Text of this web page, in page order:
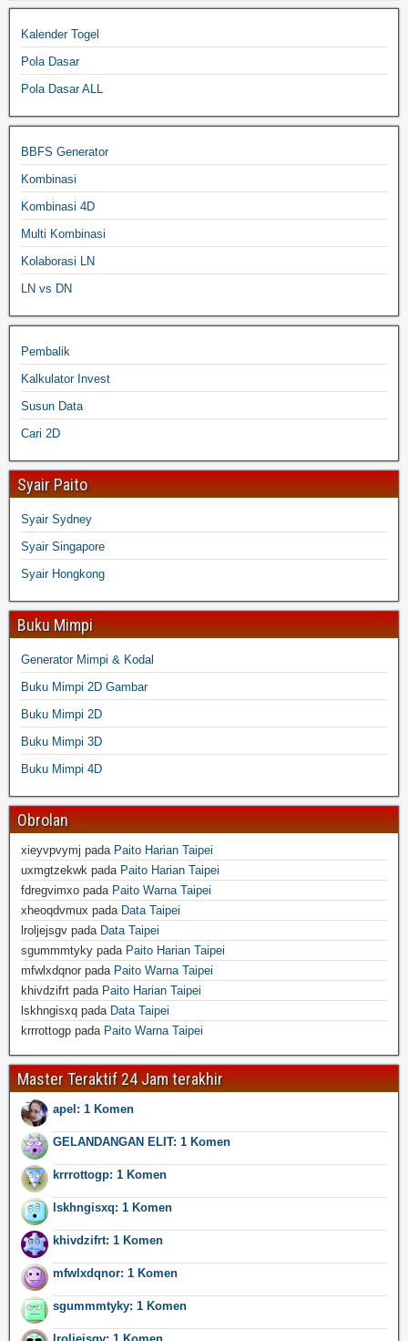
Kalender Togel
Pola Dasar
Pola Dasar ALL
BBFS Generator
Kombinasi
Kombinasi 4D
Multi Kombinasi
Kolaborasi LN
LN vs DN
Pembalik
Kalkulator Invest
Susun Data
Cari 2D
Syair Paito
Syair Sydney
Syair Singapore
Syair Hongkong
Buku Mimpi
Generator Mimpi & Kodal
Buku Mimpi 2D Gambar
Buku Mimpi 2D
Buku Mimpi 3D
Buku Mimpi 4D
Obrolan
xieyvpvymj pada Paito Harian Taipei
uxmgtzekwk pada Paito Harian Taipei
fdregvimxo pada Paito Warna Taipei
xheoqdvmux pada Data Taipei
lroljejsgv pada Data Taipei
sgummmtyky pada Paito Harian Taipei
mfwlxdqnor pada Paito Warna Taipei
khivdzifrt pada Paito Harian Taipei
lskhngisxq pada Data Taipei
krrrottogp pada Paito Warna Taipei
Master Teraktif 24 Jam terakhir
apel: 1 Komen
GELANDANGAN ELIT: 1 Komen
krrrottogp: 1 Komen
lskhngisxq: 1 Komen
khivdzifrt: 1 Komen
mfwlxdqnor: 1 Komen
sgummmtyky: 1 Komen